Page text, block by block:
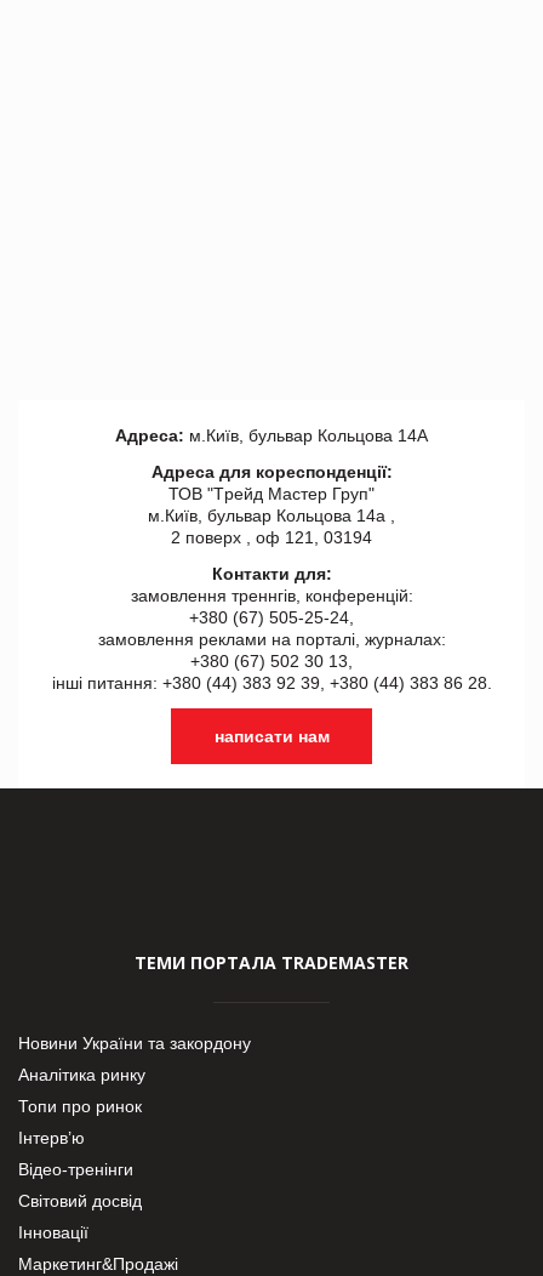
Адреса: м.Київ, бульвар Кольцова 14А
Адреса для кореспонденції:
ТОВ "Tрейд Мастер Груп"
м.Київ, бульвар Кольцова 14а ,
2 поверх , оф 121, 03194
Контакти для:
замовлення треннгів, конференцій:
+380 (67) 505-25-24,
замовлення реклами на порталі, журналах:
+380 (67) 502 30 13,
інші питання: +380 (44) 383 92 39, +380 (44) 383 86 28.
написати нам
ТЕМИ ПОРТАЛА TRADEMASTER
Новини України та закордону
Аналітика ринку
Топи про ринок
Інтерв’ю
Відео-тренінги
Світовий досвід
Інновації
Маркетинг&Продажі